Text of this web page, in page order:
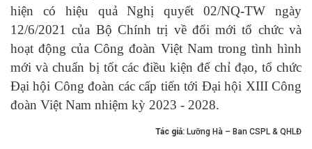
hiện có hiệu quả Nghị quyết 02/NQ-TW ngày
12/6/2021 của Bộ Chính trị về đổi mới tổ chức và
hoạt động của Công đoàn Việt Nam trong tình hình
mới và chuẩn bị tốt các điều kiện để chỉ đạo, tổ chức
Đại hội Công đoàn các cấp tiến tới Đại hội XIII Công
đoàn Việt Nam nhiệm kỳ 2023 - 2028.
Tác giả: Lưỡng Hà – Ban CSPL & QHLĐ